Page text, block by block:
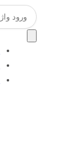
جستجو
برای: